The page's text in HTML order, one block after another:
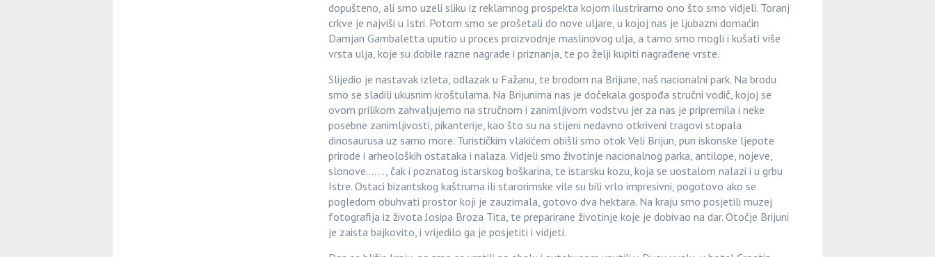
dopušteno, ali smo uzeli sliku iz reklamnog prospekta kojom ilustriramo ono što smo vidjeli. Toranj
crkve je najviši u Istri. Potom smo se prošetali do nove uljare, u kojoj nas je ljubazni domaćin
Damjan Gambaletta uputio u proces proizvodnje maslinovog ulja, a tamo smo mogli i kušati više
vrsta ulja, koje su dobile razne nagrade i priznanja, te po želji kupiti nagrađene vrste.
Slijedio je nastavak izleta, odlazak u Fažanu, te brodom na Brijune, naš nacionalni park. Na brodu
smo se sladili ukusnim kroštulama. Na Brijunima nas je dočekala gospođa stručni vodič, kojoj se
ovom prilikom zahvaljujemo na stručnom i zanimljivom vodstvu jer za nas je pripremila i neke
posebne zanimljivosti, pikanterije, kao što su na stijeni nedavno otkriveni tragovi stopala
dinosaurusa uz samo more. Turističkim vlakićem obišli smo otok Veli Brijun, pun iskonske ljepote
prirode i arheoloških ostataka i nalaza. Vidjeli smo životinje nacionalnog parka, antilope, nojeve,
slonove......., čak i poznatog istarskog boškarina, te istarsku kozu, koja se uostalom nalazi i u grbu
Istre. Ostaci bizantskog kaštruma ili starorimske vile su bili vrlo impresivni, pogotovo ako se
pogledom obuhvati prostor koji je zauzimala, gotovo dva hektara. Na kraju smo posjetili muzej
fotografija iz života Josipa Broza Tita, te preparirane životinje koje je dobivao na dar. Otočje Brijuni
je zaista bajkovito, i vrijedilo ga je posjetiti i vidjeti.